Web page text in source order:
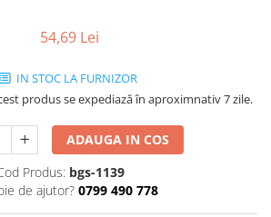
54,69 Lei
IN STOC LA FURNIZOR
produs se expediază în aproximnativ 7 zile.
ADAUGA IN COS
Produs: bgs-1139
de ajutor? 0799 490 778